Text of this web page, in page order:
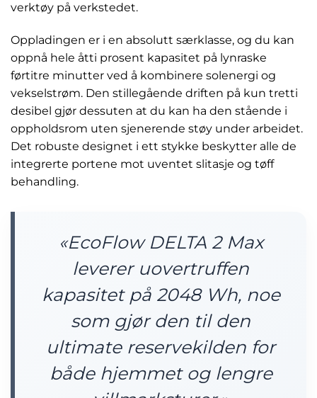
verktøy på verkstedet.
Oppladingen er i en absolutt særklasse, og du kan
oppnå hele åtti prosent kapasitet på lynraske
førtitre minutter ved å kombinere solenergi og
vekselstrøm. Den stillegående driften på kun tretti
desibel gjør dessuten at du kan ha den stående i
oppholdsrom uten sjenerende støy under arbeidet.
Det robuste designet i ett stykke beskytter alle de
integrerte portene mot uventet slitasje og tøff
behandling.
«EcoFlow DELTA 2 Max
leverer uovertruffen
kapasitet på 2048 Wh, noe
som gjør den til den
ultimate reservekilden for
både hjemmet og lengre